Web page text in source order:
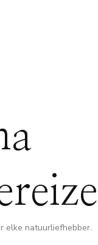
elke natuurliefhebber.